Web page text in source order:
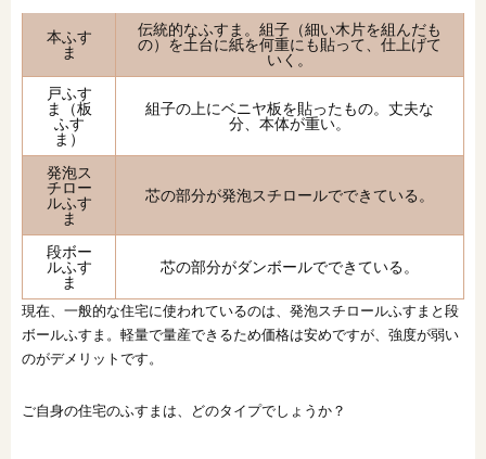
本ふす
ま
伝統的なふすま。組子（細い木片を組んだも
の）を土台に紙を何重にも貼って、仕上げて
いく。
戸ふす
ま（板
ふす
ま）
組子の上にベニヤ板を貼ったもの。丈夫な
分、本体が重い。
発泡ス
チロー
ルふす
ま
芯の部分が発泡スチロールでできている。
段ボー
ルふす
ま
芯の部分がダンボールでできている。
現在、一般的な住宅に使われているのは、発泡スチロールふすまと段
ボールふすま。軽量で量産できるため価格は安めですが、強度が弱い
のがデメリットです。
ご自身の住宅のふすまは、どのタイプでしょうか？